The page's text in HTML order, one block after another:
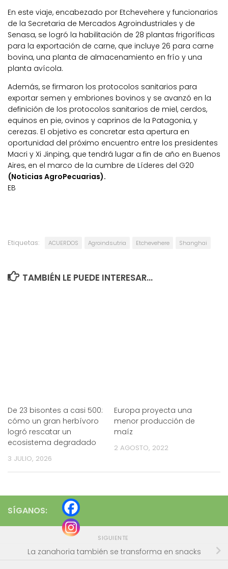
En este viaje, encabezado por Etchevehere y funcionarios
de la Secretaria de Mercados Agroindustriales y de
Senasa, se logró la habilitación de 28 plantas frigoríficas
para la exportación de carne, que incluye 26 para carne
bovina, una planta de almacenamiento en frío y una
planta avícola.
Además, se firmaron los protocolos sanitarios para
exportar semen y embriones bovinos y se avanzó en la
definición de los protocolos sanitarios de miel, cerdos,
equinos en pie, ovinos y caprinos de la Patagonia, y
cerezas. El objetivo es concretar esta apertura en
oportunidad del próximo encuentro entre los presidentes
Macri y Xi Jinping, que tendrá lugar a fin de año en Buenos
Aires, en el marco de la cumbre de Líderes del G20
(Noticias AgroPecuarias).
EB
Etiquetas: ACUERDOS Agroindsutria Etchevehere Shanghai
TAMBIÉN LE PUEDE INTERESAR...
De 23 bisontes a casi 500:
cómo un gran herbívoro
logró rescatar un
ecosistema degradado
3 JULIO, 2026
Europa proyecta una
menor producción de
maíz
2 AGOSTO, 2022
SÍGANOS:
SIGUIENTE
La zanahoria también se transforma en snacks